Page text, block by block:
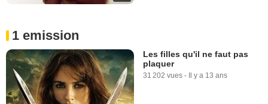
1 emission
Les filles qu'il ne faut pas
plaquer
31 202 vues - Il y a 13 ans